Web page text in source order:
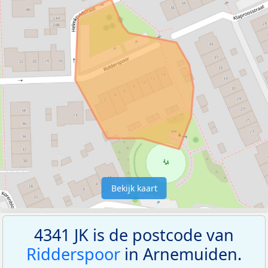
Bekijk kaart
4341 JK is de postcode van
Ridderspoor in Arnemuiden.